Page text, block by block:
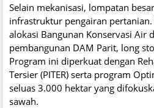
Selain mekanisasi, lompatan
infrastruktur pengairan
alokasi Bangunan Konservasi Air
pembangunan DAM Parit, long
Program ini diperkuat dengan
Tersier (PITER) serta program
seluas 3.000 hektar yang
sawah.